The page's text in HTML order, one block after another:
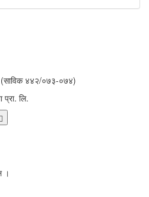
४४२/०७३-०७४)
प्रा. लि.
।